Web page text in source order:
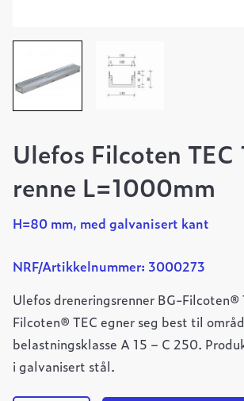
Ulefos Filcoten
renne L=1000mm
H=80 mm, med galvanisert kant
NRF/Artikkelnummer: 3000273
Ulefos dreneringsrenner BG-Filcoten®
Filcoten® TEC egner seg best til
belastningsklasse A 15 – C 250.
i galvanisert stål.